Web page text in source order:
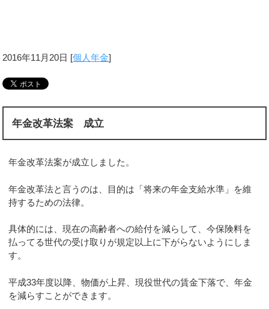
2016年11月20日 [個人年金]
年金改革法案 成立
年金改革法案が成立しました。
年金改革法と言うのは、目的は「将来の年金支給水準」を維
持するための法律。
具体的には、現在の高齢者への給付を減らして、今保険料を
払ってる世代の受け取りが規定以上に下がらないようにしま
す。
平成33年度以降、物価が上昇、現役世代の賃金下落で、年金
を減らすことができます。